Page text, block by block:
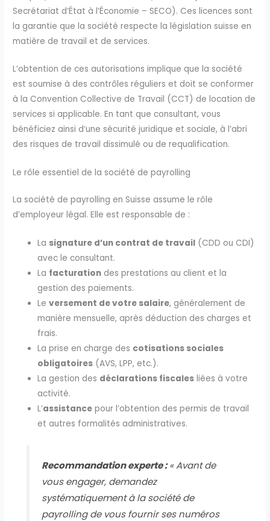
Secrétariat d’État à l’Économie – SECO). Ces licences sont
la garantie que la société respecte la législation suisse en
matière de travail et de services.
L’obtention de ces autorisations implique que la société
est soumise à des contrôles réguliers et doit se conformer
à la Convention Collective de Travail (CCT) de location de
services si applicable. En tant que consultant, vous
bénéficiez ainsi d’une sécurité juridique et sociale, à l’abri
des risques de travail dissimulé ou de requalification.
Le rôle essentiel de la société de payrolling
La société de payrolling en Suisse assume le rôle
d’employeur légal. Elle est responsable de :
La signature d’un contrat de travail (CDD ou CDI)
avec le consultant.
La facturation des prestations au client et la
gestion des paiements.
Leversement de votre salaire, généralement de
manière mensuelle, après déduction des charges et
frais.
La prise en charge des cotisations sociales
obligatoires (AVS, LPP, etc.).
La gestion des déclarations fiscales liées à votre
activité.
L’assistance pour l’obtention des permis de travail
et autres formalités administratives.
Recommandation experte :« Avant de
vous engager, demandez
systématiquement à la société de
payrolling de vous fournir ses numéros